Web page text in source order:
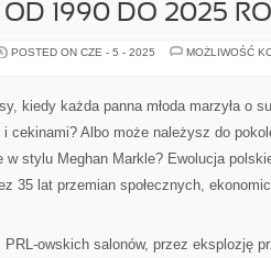
OD 1990 DO 2025
POSTED ON CZE - 5 - 2025
MOŻLIWOŚĆ
kiedy każda panna młoda marzyła o
cekinami? Albo może należysz do
w stylu Meghan Markle? Ewolucja
35 lat przemian społecznych,
owskich salonów, przez eksplozję